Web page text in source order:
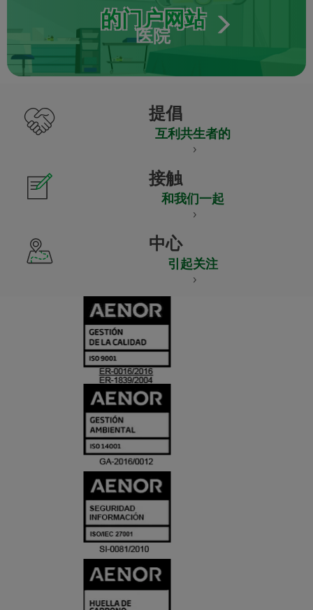
的门户网站
医院
提倡
互利共生者的
接触
和我们一起
中心
引起关注